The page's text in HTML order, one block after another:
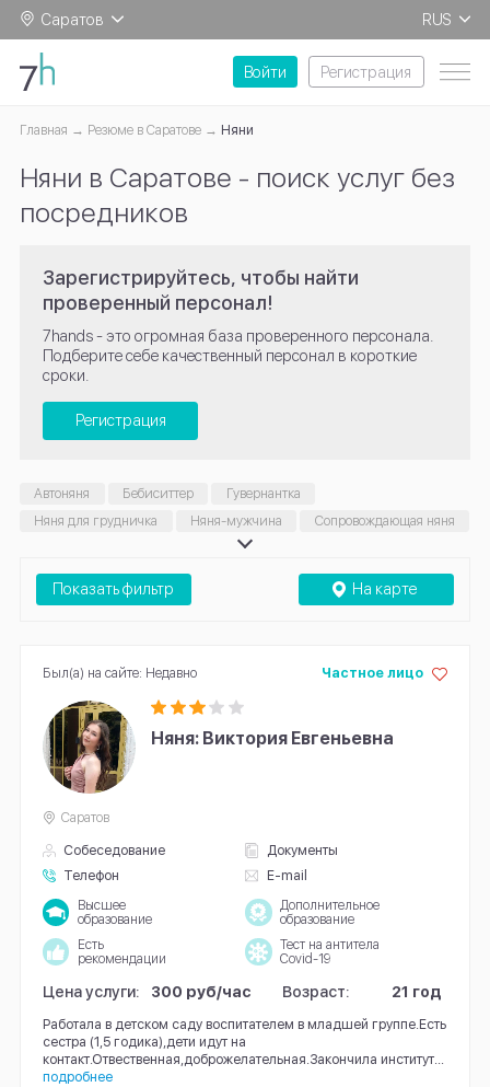
Саратов
RUS
EN
Войти
Регистрация
Главная Резюме в Саратове Няни
Няни в Саратове - поиск услуг без
посредников
Зарегистрируйтесь, чтобы найти
проверенный персонал!
7hands - это огромная база проверенного персонала.
Подберите себе качественный персонал в короткие
сроки.
Регистрация
Автоняня Бебиситтер
Гувернантка
Няня для грудничка
Няня-мужчина
Сопровождающая няня
На карте
Показать фильтр
Няня: Виктория Евгеньевна
Собеседование
Документы
Телефон
E-mail
Частное лицо
Саратов
Высшее
образование
Дополнительное
образование
Есть
рекомендации
Тест на антитела
Covid-19
Цена услуги: 300 руб/час Возраст: 21 год
Работала в детском саду воспитателем в младшей группе.Есть
сестра (1,5 годика),дети идут на
контакт.Отвественная,доброжелательная.Закончила институт...
подробнее
Был(а) на сайте: Недавно